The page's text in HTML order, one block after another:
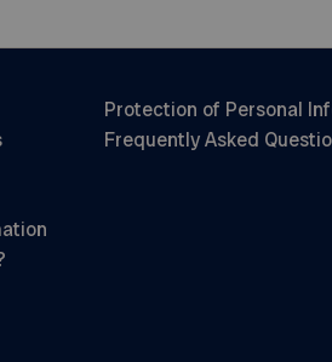
Protection of Personal
Frequently Asked